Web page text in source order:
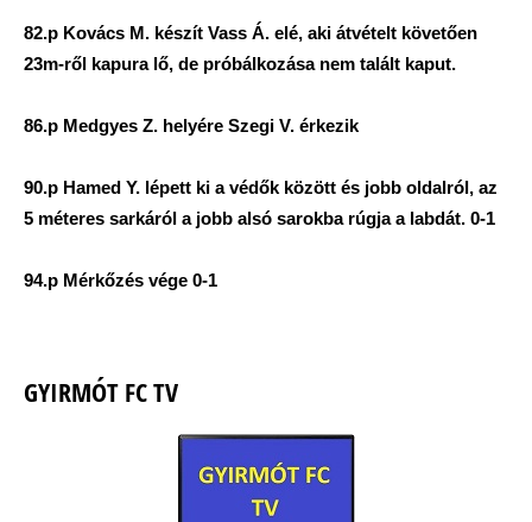
82.p Kovács M. készít Vass Á. elé, aki átvételt követően
23m-ről kapura lő, de próbálkozása nem talált kaput.
86.p Medgyes Z. helyére Szegi V. érkezik
90.p Hamed Y. lépett ki a védők között és jobb oldalról, az
5 méteres sarkáról a jobb alsó sarokba rúgja a labdát. 0-1
94.p Mérkőzés vége 0-1
GYIRMÓT FC TV